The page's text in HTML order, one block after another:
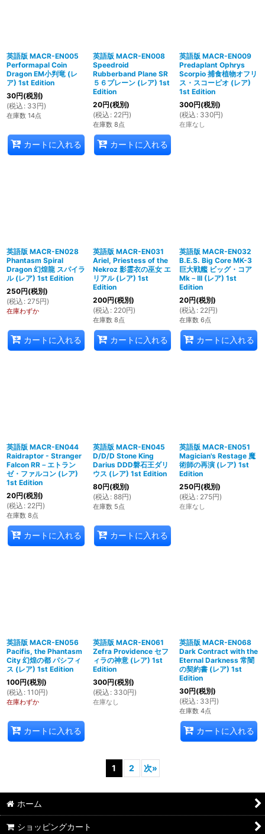
英語版 MACR-EN005
Performapal Coin
Dragon EM小判竜 (レ
ア) 1st Edition
30円(税別)
(税込 : 33円)
在庫数 14点
カートに入れる
英語版 MACR-EN008
Speedroid
Rubberband Plane SR
５６プレーン (レア) 1st
Edition
20円(税別)
(税込 : 22円)
在庫数 8点
カートに入れる
英語版 MACR-EN009
Predaplant Ophrys
Scorpio 捕食植物オフリ
ス・スコーピオ (レア)
1st Edition
300円(税別)
(税込 : 330円)
在庫なし
英語版 MACR-EN028
Phantasm Spiral
Dragon 幻煌龍 スパイラ
ル (レア) 1st Edition
250円(税別)
(税込 : 275円)
在庫わずか
カートに入れる
英語版 MACR-EN031
Ariel, Priestess of the
Nekroz 影霊衣の巫女 エ
リアル (レア) 1st
Edition
200円(税別)
(税込 : 220円)
在庫数 8点
カートに入れる
英語版 MACR-EN032
B.E.S. Big Core MK-3
巨大戦艦 ビッグ・コア
Mk－III (レア) 1st
Edition
20円(税別)
(税込 : 22円)
在庫数 6点
カートに入れる
英語版 MACR-EN044
Raidraptor - Stranger
Falcon RR－エトラン
ゼ・ファルコン (レア)
1st Edition
20円(税別)
(税込 : 22円)
在庫数 8点
カートに入れる
英語版 MACR-EN045
D/D/D Stone King
Darius DDD磐石王ダリ
ウス (レア) 1st Edition
80円(税別)
(税込 : 88円)
在庫数 5点
カートに入れる
英語版 MACR-EN051
Magician's Restage 魔
術師の再演 (レア) 1st
Edition
250円(税別)
(税込 : 275円)
在庫なし
英語版 MACR-EN056
Pacifis, the Phantasm
City 幻煌の都 パシフィ
ス (レア) 1st Edition
100円(税別)
(税込 : 110円)
在庫わずか
カートに入れる
英語版 MACR-EN061
Zefra Providence セフ
ィラの神意 (レア) 1st
Edition
300円(税別)
(税込 : 330円)
在庫なし
英語版 MACR-EN068
Dark Contract with the
Eternal Darkness 常闇
の契約書 (レア) 1st
Edition
30円(税別)
(税込 : 33円)
在庫数 4点
カートに入れる
1 2 次»
ホーム
ショッピングカート